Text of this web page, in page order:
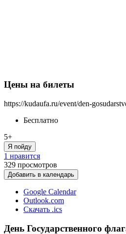
Цены на билеты
https://kudaufa.ru/event/den-
Бесплатно
5+
Я пойду
1 нравится
329 просмотров
Добавить в календарь
Google Calendar
Outlook.com
Скачать .ics
День Государственного